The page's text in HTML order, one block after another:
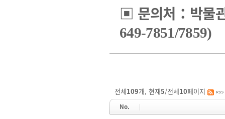
▣ 문의처 ： 박물
649-7851/7859)
전체109개, 현재5/전체10페이지
No.